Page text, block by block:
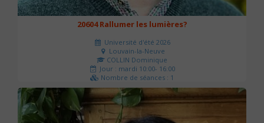
20604 Rallumer les lumières?
Université d'été 2026
Louvain-la-Neuve
COLLIN Dominique
Jour : mardi 10:00- 16:00
Nombre de séances : 1
60 €